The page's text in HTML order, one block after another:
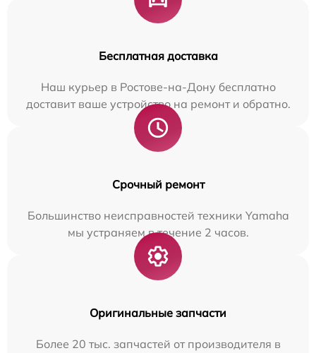
Бесплатная доставка
Наш курьер в Ростове-на-Дону бесплатно
доставит ваше устройство на ремонт и обратно.
Срочный ремонт
Большинство неисправностей техники Yamaha
мы устраняем в течение 2 часов.
Оригинальные запчасти
Более 20 тыс. запчастей от производителя в